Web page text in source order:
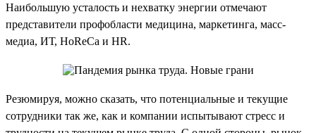
Наибольшую усталость и нехватку энергии отмечают
представители профобласти медицина, маркетинга, масс-
медиа, ИТ, HoReCa и HR.
Резюмируя, можно сказать, что потенциальные и текущие
сотрудники так же, как и компании испытывают стресс и